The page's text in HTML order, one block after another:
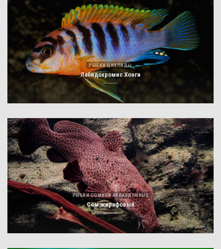
РЫБКИ ЦИХЛИДЫ
Лабидохромис Хонги
РЫБКИ СОМИКИ АКВАРИУМНЫЕ
Сом жирафовый